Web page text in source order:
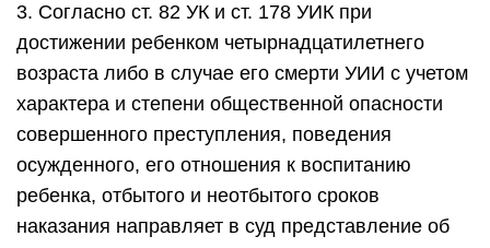
3. Согласно ст. 82 УК и ст. 178 УИК при
достижении ребенком четырнадцатилетнего
возраста либо в случае его смерти УИИ с учетом
характера и степени общественной опасности
совершенного преступления, поведения
осужденного, его отношения к воспитанию
ребенка, отбытого и неотбытого сроков
наказания направляет в суд представление об